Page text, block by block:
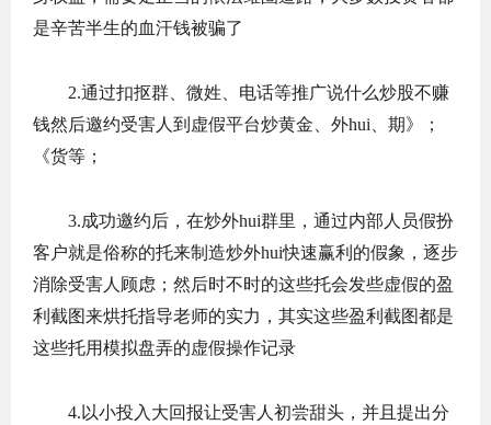
是辛苦半生的血汗钱被骗了
2.通过扣抠群、微姓、电话等推广说什么炒股不赚
钱然后邀约受害人到虚假平台炒黄金、外hui、期》；
《货等；
3.成功邀约后，在炒外hui群里，通过内部人员假扮
客户就是俗称的托来制造炒外hui快速赢利的假象，逐步
消除受害人顾虑；然后时不时的这些托会发些虚假的盈
利截图来烘托指导老师的实力，其实这些盈利截图都是
这些托用模拟盘弄的虚假操作记录
4.以小投入大回报让受害人初尝甜头，并且提出分